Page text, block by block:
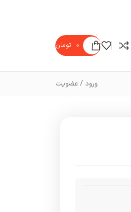
۰ تومان
ورود / عضویت